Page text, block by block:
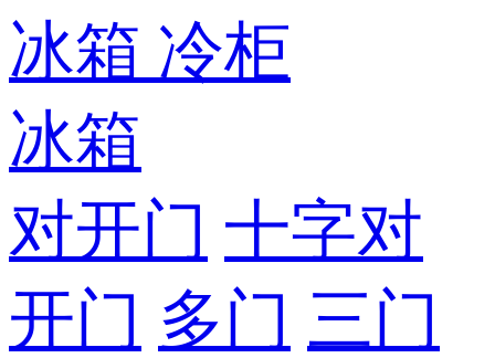
冰箱 冷柜
冰箱
对开门 十字对
开门 多门 三门